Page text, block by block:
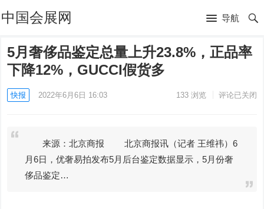
中国会展网 导航
5月奢侈品鉴定总量上升23.8%，正品率
下降12%，GUCCI假货多
快报 2022年6月6日 16:03 133浏览 评论已关闭
来源：北京商报 北京商报讯（记者 王维祎）6
月6日，优奢易拍发布5月后台鉴定数据显示，5月份奢
侈品鉴定…